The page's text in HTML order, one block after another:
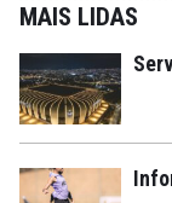
MAIS LIDAS